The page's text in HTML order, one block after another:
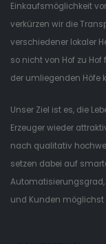
Einkaufsmöglichkeit
verkürzen wir die
verschiedener lokaler
so nicht von Hof zu
der umliegenden Höfe
Unser Ziel ist es, die
Erzeuger wieder
nach qualitativ
setzen dabei auf
Automatisierungsgrad,
und Kunden möglichst